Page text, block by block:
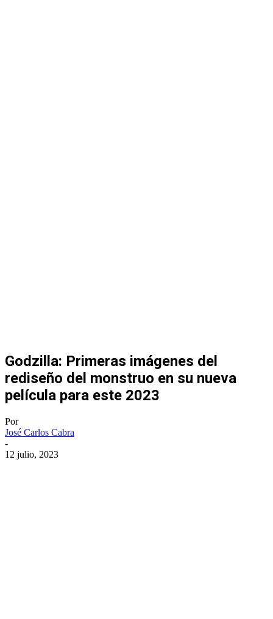
Godzilla: Primeras imágenes del
rediseño del monstruo en su nueva
película para este 2023
Por
José Carlos Cabra
-
12 julio, 2023